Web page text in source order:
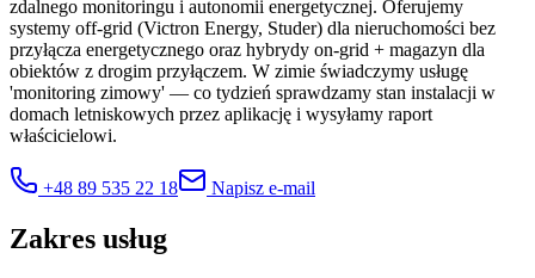
zdalnego monitoringu i autonomii energetycznej. Oferujemy
systemy off-grid (Victron Energy, Studer) dla nieruchomości bez
przyłącza energetycznego oraz hybrydy on-grid + magazyn dla
obiektów z drogim przyłączem. W zimie świadczymy usługę
'monitoring zimowy' — co tydzień sprawdzamy stan instalacji w
domach letniskowych przez aplikację i wysyłamy raport
właścicielowi.
+48 89 535 22 18 Napisz e-mail
Zakres usług